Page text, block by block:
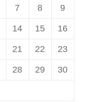
7 8 9
14 15 16
21 22 23
28 29 30